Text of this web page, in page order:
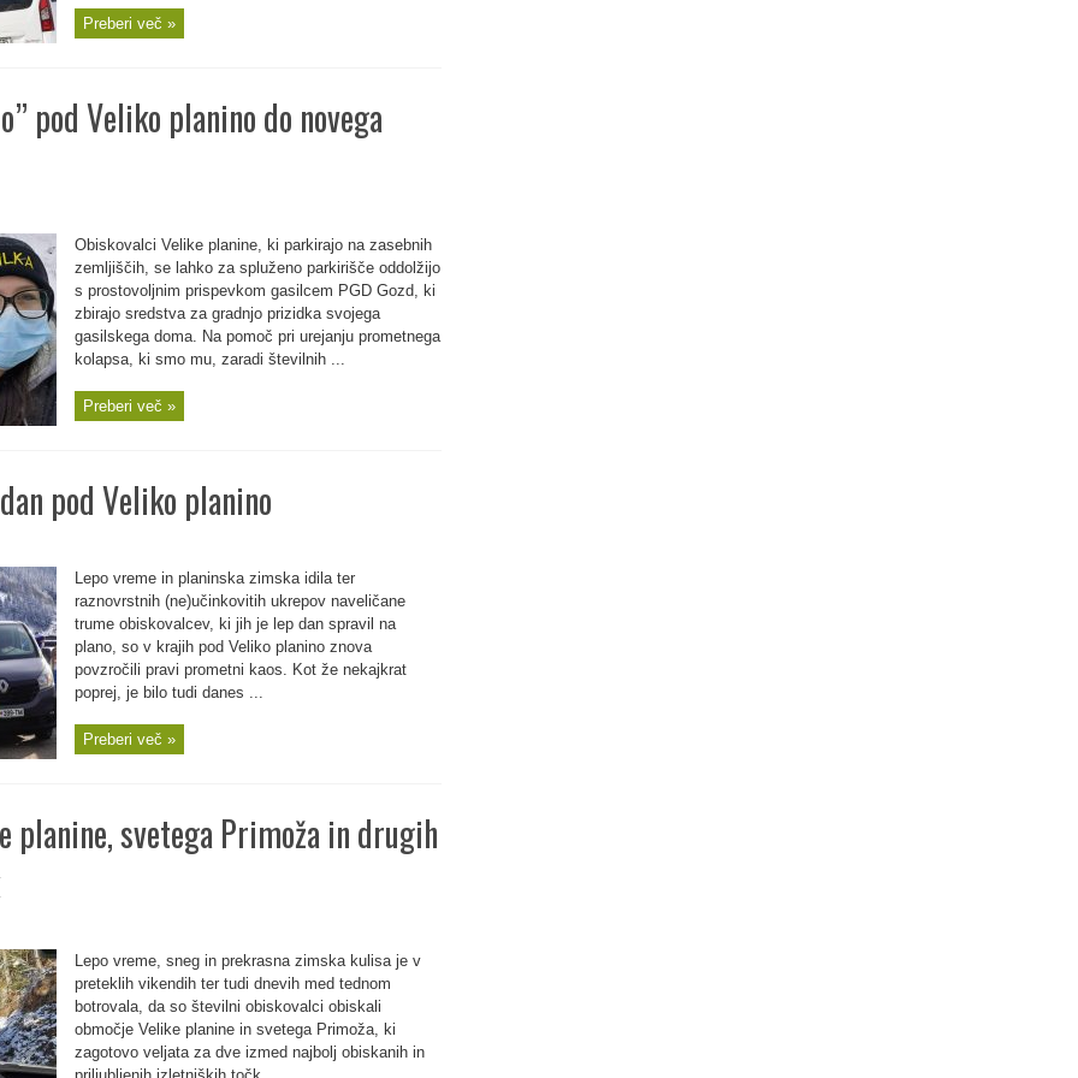
Preberi več »
pod Veliko planino do novega
Obiskovalci Velike planine, ki parkirajo na zasebnih
zemljiščih, se lahko za spluženo parkirišče oddolžijo
s prostovoljnim prispevkom gasilcem PGD Gozd, ki
zbirajo sredstva za gradnjo prizidka svojega
gasilskega doma. Na pomoč pri urejanju prometnega
kolapsa, ki smo mu, zaradi številnih ...
Preberi več »
pod Veliko planino
Lepo vreme in planinska zimska idila ter
raznovrstnih (ne)učinkovitih ukrepov naveličane
trume obiskovalcev, ki jih je lep dan spravil na
plano, so v krajih pod Veliko planino znova
povzročili pravi prometni kaos. Kot že nekajkrat
poprej, je bilo tudi danes ...
Preberi več »
planine, svetega Primoža in drugih
Lepo vreme, sneg in prekrasna zimska kulisa je v
preteklih vikendih ter tudi dnevih med tednom
botrovala, da so številni obiskovalci obiskali
območje Velike planine in svetega Primoža, ki
zagotovo veljata za dve izmed najbolj obiskanih in